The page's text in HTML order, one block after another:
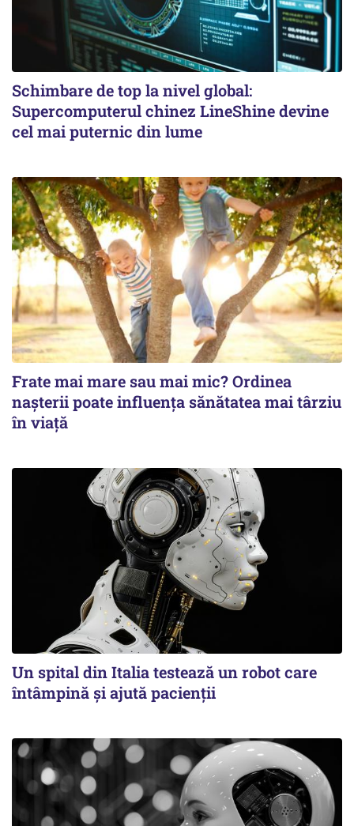
Schimbare de top la nivel global:
Supercomputerul chinez LineShine devine
cel mai puternic din lume
Frate mai mare sau mai mic? Ordinea
nașterii poate influența sănătatea mai târziu
în viață
Un spital din Italia testează un robot care
întâmpină și ajută pacienții